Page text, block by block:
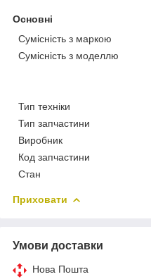
Основні
Сумісність з маркою
Сумісність з моделлю
Тип техніки
Тип запчастини
Виробник
Код запчастини
Стан
Приховати
Умови доставки
Нова Пошта